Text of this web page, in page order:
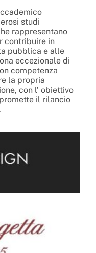
studi
rappresentano
contribuire in
pubblica e alle
eccezionale di
competenza
la propria
con l’ obiettivo
il rilancio